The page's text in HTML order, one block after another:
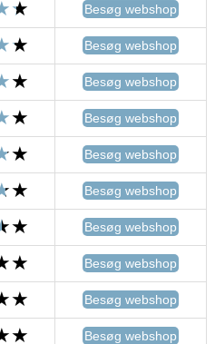
Besøg webshop
Besøg webshop
Besøg webshop
Besøg webshop
Besøg webshop
Besøg webshop
Besøg webshop
Besøg webshop
Besøg webshop
Besøg webshop